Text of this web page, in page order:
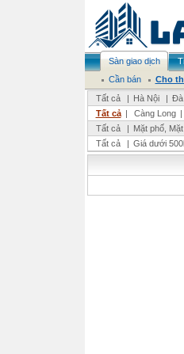
Sàn giao dịch
Cần bán
Cho
Tất cả
| Hà Nội | Đà
Tất cả | Càng Long |
Tất cả
| Mặt phố,
Tất cả
| Giá dưới